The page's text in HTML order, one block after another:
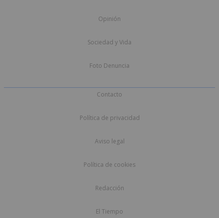
Opinión
Sociedad y Vida
Foto Denuncia
Contacto
Política de privacidad
Aviso legal
Política de cookies
Redacción
El Tiempo